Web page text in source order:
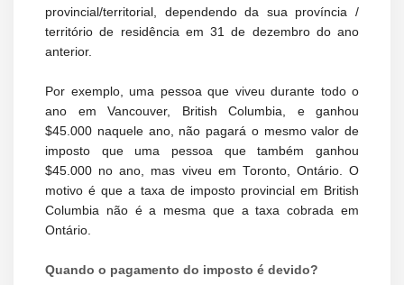
provincial/territorial, dependendo da sua província /
território de residência em 31 de dezembro do ano
anterior.
Por exemplo, uma pessoa que viveu durante todo o
ano em Vancouver, British Columbia, e ganhou
$45.000 naquele ano, não pagará o mesmo valor de
imposto que uma pessoa que também ganhou
$45.000 no ano, mas viveu em Toronto, Ontário. O
motivo é que a taxa de imposto provincial em British
Columbia não é a mesma que a taxa cobrada em
Ontário.
Quando o pagamento do imposto é devido?